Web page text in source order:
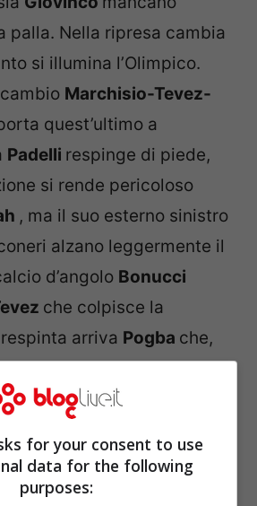
palla. Nella ripresa cambia
si illumina l’Olimpico.
Marchisio-Tevez-
quest’ultimo a
Padelli respinge di piede,
si rende pericoloso
, ma il suo esterno sinistro
alzano leggermente il
d’angolo Bonucci
che colpisce la
arriva Pogba che,
sigla l’1-0. Gol accolto tre
in casa granata per la
argentino.
for your consent to use
data for the following
purposes: